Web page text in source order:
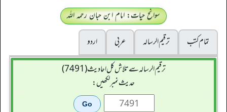
سوانح حیات: امام ابن حبان رحمہ اللہ
تمام کتب
ترقيم الرسالہ عربی
اردو
ترقیم الرسالہ سے تلاش کل احادیث (7491)
حدیث نمبر لکھیں: